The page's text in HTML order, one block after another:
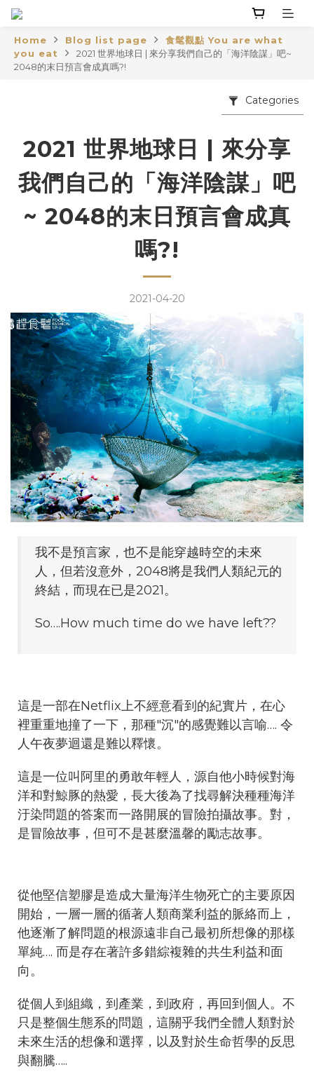
Home Blog list page
食髦觀點 You are what
you eat
2021 世界地球日 | 來分享我們自己的「海洋陰謀」吧~
2048的末日預言會成真嗎?!
Categories
2021 世界地球日 | 來分享
我們自己的「海洋陰謀」吧
~ 2048的末日預言會成真
嗎?!
2021-04-20
我不是預言家，也不是能穿越時空的未來
人，但若沒意外，2048將是我們人類紀元的
終結，而現在已是2021。
So….How much time do we have left??
這是一部在Netflix上不經意看到的紀實片，在心
裡重重地撞了一下，那種"沉"的感覺難以言喻…. 令
人午夜夢迴還是難以釋懷。
這是一位叫阿里的勇敢年輕人，源自他小時候對海
洋和對鯨豚的熱愛，長大後為了找尋解決種種海洋
汙染問題的答案而一路開展的冒險拍攝故事。對，
是冒險故事，但可不是甚麼溫馨的勵志故事。
從他堅信塑膠是造成大量海洋生物死亡的主要原因
開始，一層一層的循著人類商業利益的脈絡而上，
他逐漸了解問題的根源遠非自己最初所想像的那樣
單純…. 而是存在著許多錯綜複雜的共生利益和面
向。
從個人到組織，到產業，到政府，再回到個人。不
只是整個生態系的問題，這關乎我們全體人類對於
未來生活的想像和選擇，以及對於生命哲學的反思
與翻騰…..